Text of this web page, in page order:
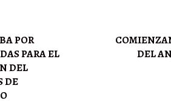
POR
PARA EL
DEL
DE
DEL